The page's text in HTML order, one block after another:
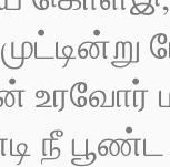
உரவோர்
நீ